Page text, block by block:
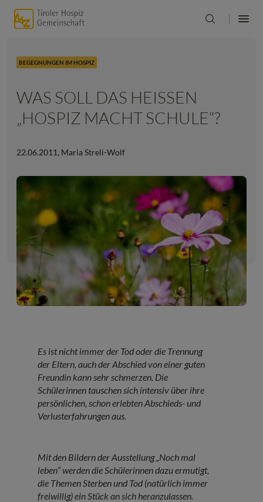
BEGEGNUNGEN IM HOSPIZ
WAS SOLL DAS HEISSEN „
HOSPIZ MACHT SCHULE“?
22.06.2011, Maria Streli-Wolf
Es ist nicht immer der Tod oder die Trennung
der Eltern, auch der Abschied von einer guten
Freundin kann sehr schmerzen. Die
Schülerinnen tauschen sich intensiv über ihre
persönlichen, schon erlebten Abschieds- und
Verlusterfahrungen aus.
Mit den Bildern der Ausstellung „Noch mal
leben“ werden die Schülerinnen dazu ermutigt,
die Themen Sterben und Tod (natürlich immer
freiwillig) ein Stück an sich heranzulassen.